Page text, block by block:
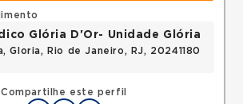
Compartilhe este perfil
Glória D'Or- Unidade Glória
Gloria, Rio de Janeiro, RJ, 20241180